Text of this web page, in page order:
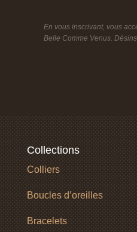
En vous inscrivant, vous
Belle Comme Venus.
Collections
Colliers
Boucles d’oreilles
Bracelets